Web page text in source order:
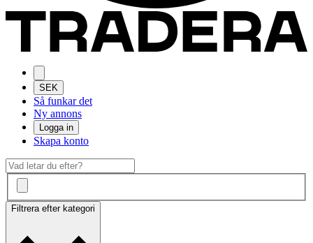
SEK
Så funkar det
Ny annons
Logga in
Skapa konto
Filtrera efter kategori